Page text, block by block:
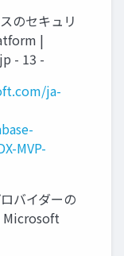
のセキュリ
|
- 13 -
ja-
MVP-
バイダーの
Microsoft